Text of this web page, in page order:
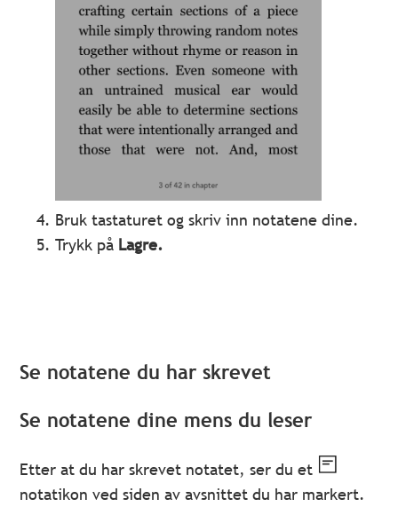
Bruk tastaturet og skriv inn notatene dine.
Trykk på Lagre.
Se notatene du har skrevet
Se notatene dine mens du leser
Etter at du har skrevet notatet, ser du et
notatikon ved siden av avsnittet du har markert.